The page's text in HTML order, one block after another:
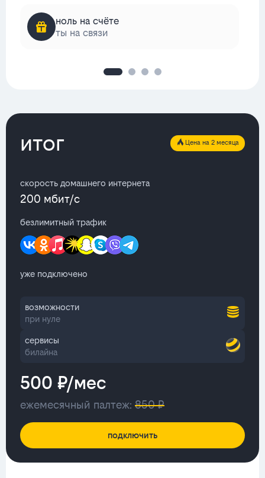
ноль на счёте
ты на связи
итог Цена на 2 месяца
скорость домашнего интернета
200 мбит/с
безлимитный трафик
уже подключено
возможности
при нуле
сервисы
билайна
500 ₽/мес
ежемесячный палтеж: 850 ₽
подключить